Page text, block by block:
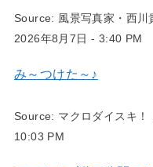
Source: 風景写真家・西
2026年8月7日 - 3:40 PM
み～つけた～♪
Source: マクロダイスキ！
10:03 PM